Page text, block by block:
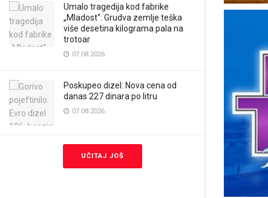
Umalo tragedija kod fabrike
„Mladost“: Grudva zemlje teška
više desetina kilograma pala na
trotoar
07.08.2026.
Poskupeo dizel: Nova cena od
danas 227 dinara po litru
07.08.2026.
UČITAJ JOŠ